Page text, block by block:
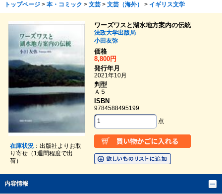
トップページ> 本・コミック > 文芸> 文芸（海外） > イギリス文学
在庫状況：出版社よりお取
り寄せ（1週間程度で出
荷）
ワーズワスと湖水地方案内の伝統
法政大学出版局
小田友弥
価格
8,800円
発行年月
2021年10月
判型
Ａ５
ISBN
9784588495199
点
内容情報